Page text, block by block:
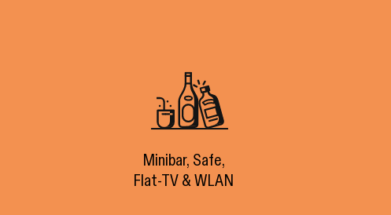
Minibar, Safe,
Flat-TV & WLAN